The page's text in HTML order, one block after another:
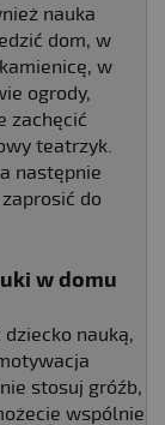
nauka
dom, w
w
ogrody,
zachęcić
teatrzyk.
następnie
do
w domu
nauką,
stosuj gróźb,
wspólnie